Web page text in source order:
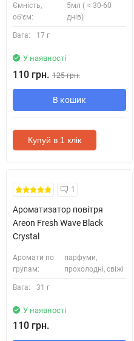
Ємність,
об'єм:
5мл ( ≈ 30-60
днів)
Вага: 17 г
У наявності
110 грн. 125 грн.
В кошик
Купуй в 1 клік
1
Ароматизатор повітря
Areon Fresh Wave Black
Crystal
Аромати по
групам:
парфуми,
прохолодні, свіжі
Вага: 31 г
У наявності
110 грн.